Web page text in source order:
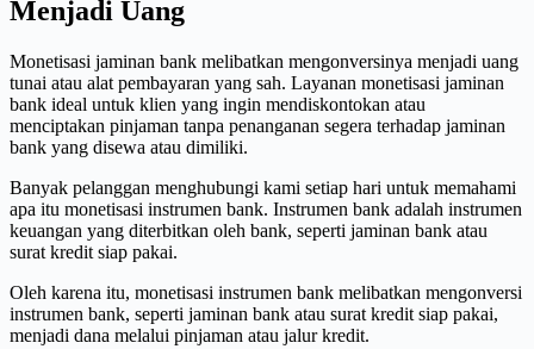
Menjadi Uang
Monetisasi jaminan bank melibatkan mengonversinya menjadi uang
tunai atau alat pembayaran yang sah. Layanan monetisasi jaminan
bank ideal untuk klien yang ingin mendiskontokan atau
menciptakan pinjaman tanpa penanganan segera terhadap jaminan
bank yang disewa atau dimiliki.
Banyak pelanggan menghubungi kami setiap hari untuk memahami
apa itu monetisasi instrumen bank. Instrumen bank adalah instrumen
keuangan yang diterbitkan oleh bank, seperti jaminan bank atau
surat kredit siap pakai.
Oleh karena itu, monetisasi instrumen bank melibatkan mengonversi
instrumen bank, seperti jaminan bank atau surat kredit siap pakai,
menjadi dana melalui pinjaman atau jalur kredit.